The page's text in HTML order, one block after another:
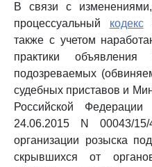
В связи с
процессуальный кодекс
также с учетом
практики
подозреваемых
судебных приставов и
Российской Федерации
24.06.2015 N 00043/
организации розыска
скрывшихся от